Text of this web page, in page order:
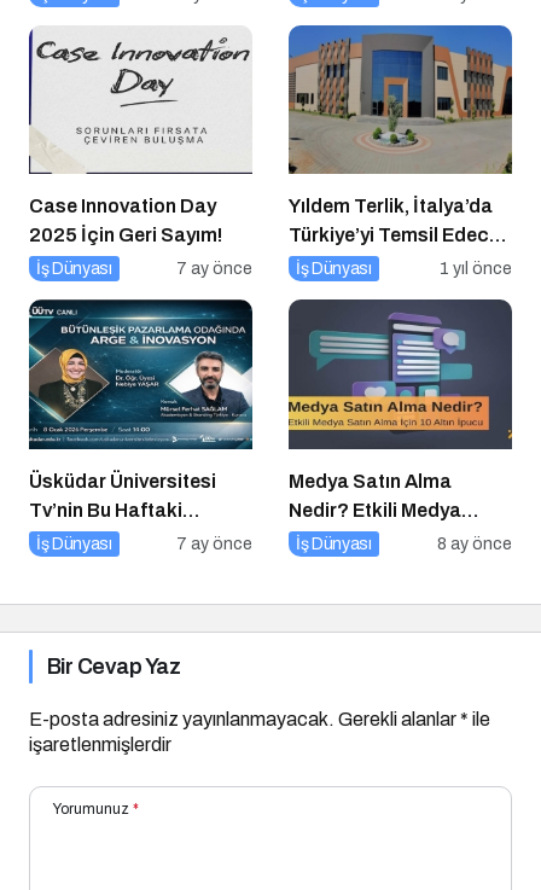
Case Innovation Day
2025 İçin Geri Sayım!
İş Dünyası 7 ay önce
Yıldem Terlik, İtalya’da
Türkiye’yi Temsil Edecek
Gaziantepli yerli üretici,
fuarında boy
gösterecek
İş Dünyası 1 yıl önce
Üsküdar Üniversitesi
Tv’nin Bu Haftaki
Konuğu Mürsel Ferhat
İş Dünyası 7 ay önce
Medya Satın Alma
Nedir? Etkili Medya
Satın Alma İçin 10 Altın
İş Dünyası 8 ay önce
Bir Cevap Yaz
E-posta adresiniz yayınlanmayacak. Gerekli alanlar* ile
işaretlenmişlerdir
Yorumunuz *